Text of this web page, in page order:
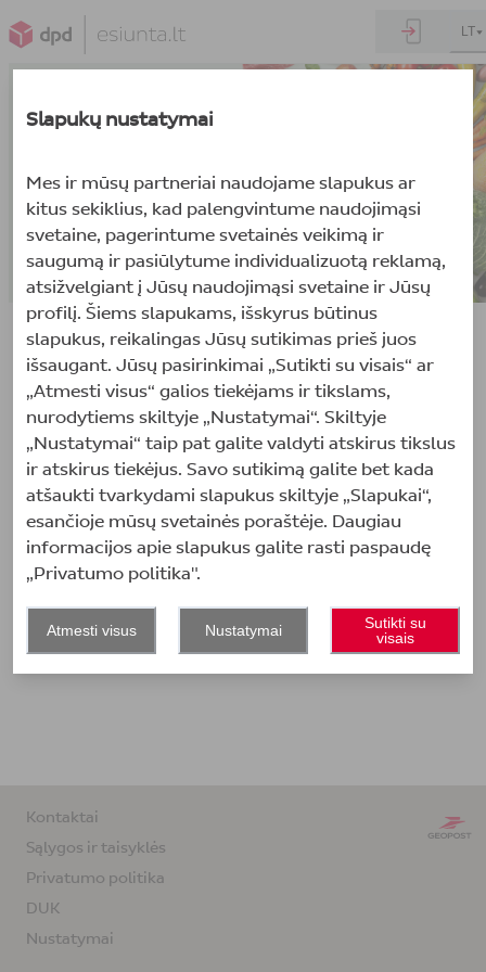
LT
Siųsti siuntą
Sekti siuntą
Rasti paštomatą
Kontaktai
Sąlygos ir taisyklės
Privatumo politika
DUK
Nustatymai
Slapukų nustatymai
Mes ir mūsų partneriai naudojame slapukus ar
kitus sekiklius, kad palengvintume naudojimąsi
svetaine, pagerintume svetainės veikimą ir
saugumą ir pasiūlytume individualizuotą reklamą,
atsižvelgiant į Jūsų naudojimąsi svetaine ir Jūsų
profilį. Šiems slapukams, išskyrus būtinus
slapukus, reikalingas Jūsų sutikimas prieš juos
išsaugant. Jūsų pasirinkimai „Sutikti su visais“ ar
„Atmesti visus“ galios tiekėjams ir tikslams,
nurodytiems skiltyje „Nustatymai“. Skiltyje
„Nustatymai“ taip pat galite valdyti atskirus tikslus
ir atskirus tiekėjus. Savo sutikimą galite bet kada
atšaukti tvarkydami slapukus skiltyje „Slapukai“,
esančioje mūsų svetainės poraštėje. Daugiau
informacijos apie slapukus galite rasti paspaudę
„Privatumo politika".
Atmesti visus Nustatymai
Sutikti su
visais